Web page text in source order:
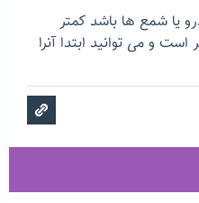
یا شمع ها باشد کمتر
و می توانید ابتدا آنرا